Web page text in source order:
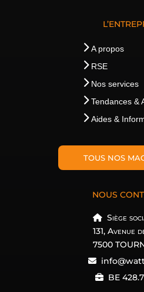
A propos
RSE
Nos services
Tendances &
Aides &
TOUS NOS
NOUS
Siège
131, Avenue
7500
BE